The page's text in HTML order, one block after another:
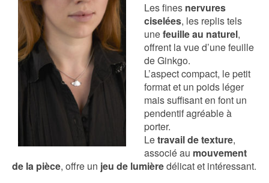
Les fines nervures
ciselées, les replis tels
unefeuille au naturel,
offrent la vue d’une feuille
de Ginkgo.
L’aspect compact, le petit
format et un poids léger
mais suffisant en font un
pendentif agréable à
porter.
Letravail de texture,
associé au mouvement
de la pièce, offre un jeu de lumièredélicat et intéressant.